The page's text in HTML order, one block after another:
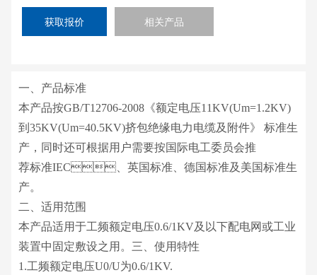
获取报价 相关产品
一、产品标准
本产品按GB/T12706-2008《额定电压11KV(Um=1.2KV)
到35KV(Um=40.5KV)挤包绝缘电力电缆及附件》 标准生
产，同时还可根据用户需要按国际电工委员会推
荐标准IEC、英国标准、德国标准及美国标准生
产。
二、适用范围
本产品适用于工频额定电压0.6/1KV及以下配电网或工业
装置中固定敷设之用。三、使用特性
1.工频额定电压U0/U为0.6/1KV.